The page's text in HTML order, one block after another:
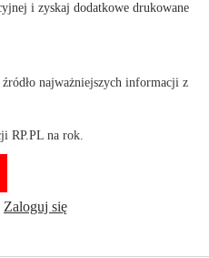
i zyskaj dodatkowe drukowane
najważniejszych informacji z
RP.PL na rok.
Zaloguj się